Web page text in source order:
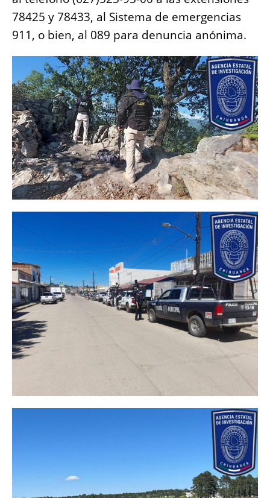
78425 y 78433, al Sistema de emergencias
911, o bien, al 089 para denuncia anónima.